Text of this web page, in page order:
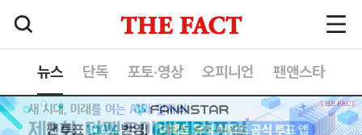
뉴스 단독 포토·영상 오피니언 팬앤스타